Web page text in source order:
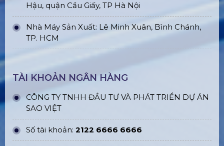
Hậu, quận Cầu Giấy, TP Hà Nội
Nhà Máy Sản Xuất: Lê Minh Xuân, Bình Chánh,
TP. HCM
TÀI KHOẢN NGÂN HÀNG
CÔNG TY TNHH ĐẦU TƯ VÀ PHÁT TRIỂN DỰ ÁN
SAO VIỆT
Số tài khoản: 2122 6666 6666